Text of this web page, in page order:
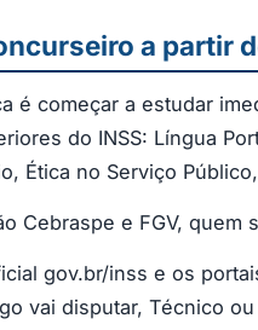
a partir
é começar a estudar
do INSS: Língua
Ética no Serviço
Cebraspe e FGV,
gov.br/inss e os
vai disputar, Técnico ou